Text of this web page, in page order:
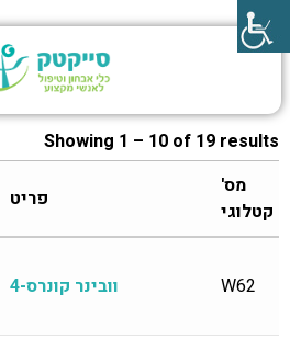
Showing 1 – 10 of 19 results
מס'
קטלוגי
פריט
W62 וובינר קונרס-4